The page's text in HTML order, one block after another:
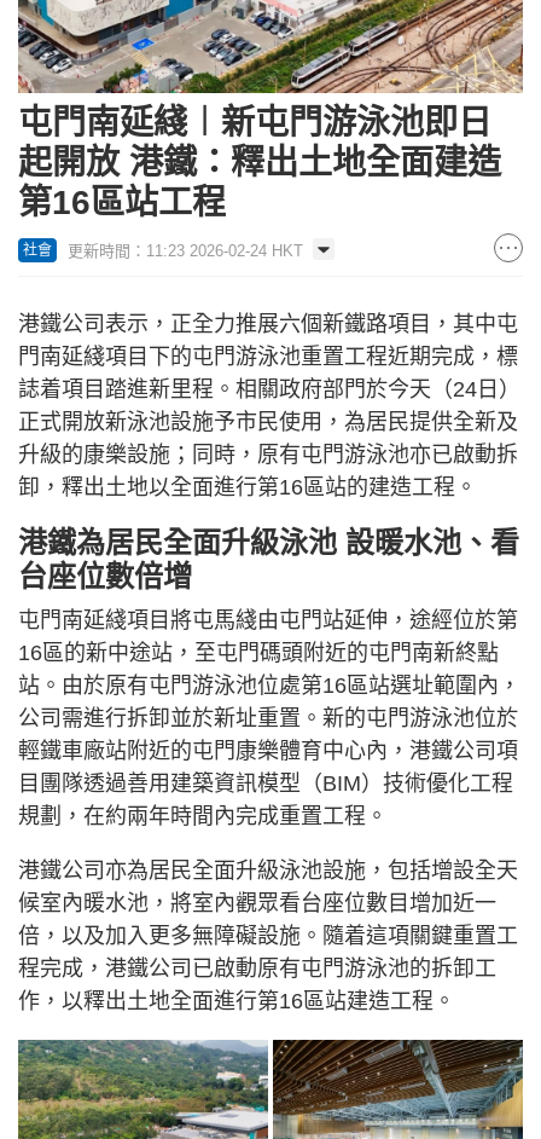
屯門南延綫︱新屯門游泳池即日
起開放 港鐵：釋出土地全面建造
第16區站工程
社會 更新時間：11:23 2026-02-24 HKT
港鐵公司表示，正全力推展六個新鐵路項目，其中屯
門南延綫項目下的屯門游泳池重置工程近期完成，標
誌着項目踏進新里程。相關政府部門於今天（24日）
正式開放新泳池設施予市民使用，為居民提供全新及
升級的康樂設施；同時，原有屯門游泳池亦已啟動拆
卸，釋出土地以全面進行第16區站的建造工程。
港鐵為居民全面升級泳池 設暖水池、看
台座位數倍增
屯門南延綫項目將屯馬綫由屯門站延伸，途經位於第
16區的新中途站，至屯門碼頭附近的屯門南新終點
站。由於原有屯門游泳池位處第16區站選址範圍內，
公司需進行拆卸並於新址重置。新的屯門游泳池位於
輕鐵車廠站附近的屯門康樂體育中心內，港鐵公司項
目團隊透過善用建築資訊模型（BIM）技術優化工程
規劃，在約兩年時間內完成重置工程。
港鐵公司亦為居民全面升級泳池設施，包括增設全天
候室內暖水池，將室內觀眾看台座位數目增加近一
倍，以及加入更多無障礙設施。隨着這項關鍵重置工
程完成，港鐵公司已啟動原有屯門游泳池的拆卸工
作，以釋出土地全面進行第16區站建造工程。